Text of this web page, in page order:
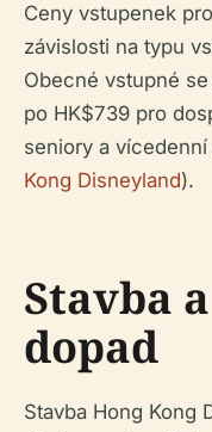
Ceny vstupenek
závislosti na typu
Obecné vstupné
po HK$739 pro
seniory a
Kong Disneyland).
Stavba
dopad
Stavba Hong Kong